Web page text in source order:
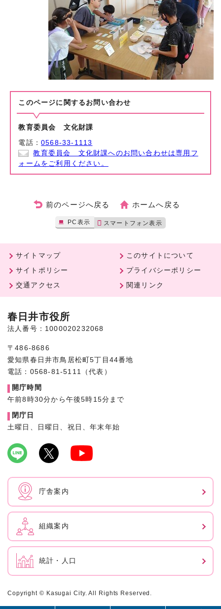
このページに関する お問い合わせ
教育委員会 文化財課
電話：0568-33-1113
教育委員会 文化財課へのお問い合わせは専用フ
ォームをご利用ください。
前のページへ戻る ホームへ戻る
PC表示 スマートフォン表示
サイトマップ
このサイトについて
サイトポリシー
プライバシーポリシー
交通アクセス
関連リンク
春日井市役所
法人番号：1000020232068
〒486-8686
愛知県春日井市鳥居松町5丁目44番地
電話：0568-81-5111（代表）
開庁時間
午前8時30分から午後5時15分まで
閉庁日
土曜日、日曜日、祝日、年末年始
庁舎案内
組織案内
統計・人口
Copyright © Kasugai City. All Rights Reserved.